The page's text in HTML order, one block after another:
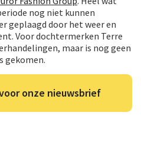
nog niet kunnen
geplaagd door het weer en
Voor dochtermerken Terre
maar is nog geen
gekomen.
onze nieuwsbrief